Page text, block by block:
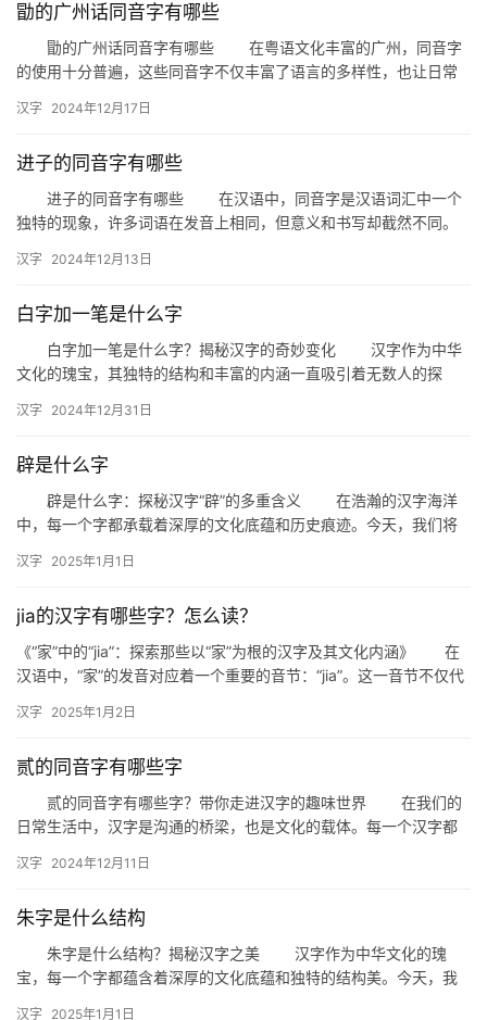
勖的广州话同音字有哪些
勖的广州话同音字有哪些 在粤语文化丰富的广州，同音字
的使用十分普遍，这些同音字不仅丰富了语言的多样性，也让日常
中…
汉字 2024年12月17日
进子的同音字有哪些
进子的同音字有哪些 在汉语中，同音字是汉语词汇中一个
独特的现象，许多词语在发音上相同，但意义和书写却截然不同。
汉字 2024年12月13日
白字加一笔是什么字
白字加一笔是什么字？揭秘汉字的奇妙变化 汉字作为中华
文化的瑰宝，其独特的结构和丰富的内涵一直吸引着无数人的探
不…
汉字 2024年12月31日
辟是什么字
辟是什么字：探秘汉字“辟”的多重含义 在浩瀚的汉字海洋
中，每一个字都承载着深厚的文化底蕴和历史痕迹。今天，我们将
汉字 2025年1月1日
jia的汉字有哪些字？怎么读？
《“家”中的“jia”：探索那些以“家”为根的汉字及其文化内涵》 在
汉语中，“家”的发音对应着一个重要的音节：“jia”。这一音节不仅代
汉字 2025年1月2日
贰的同音字有哪些字
贰的同音字有哪些字？带你走进汉字的趣味世界 在我们的
日常生活中，汉字是沟通的桥梁，也是文化的载体。每一个汉字都
探…
汉字 2024年12月11日
朱字是什么结构
朱字是什么结构？揭秘汉字之美 汉字作为中华文化的瑰
宝，每一个字都蕴含着深厚的文化底蕴和独特的结构美。今天，我
汉字 2025年1月1日